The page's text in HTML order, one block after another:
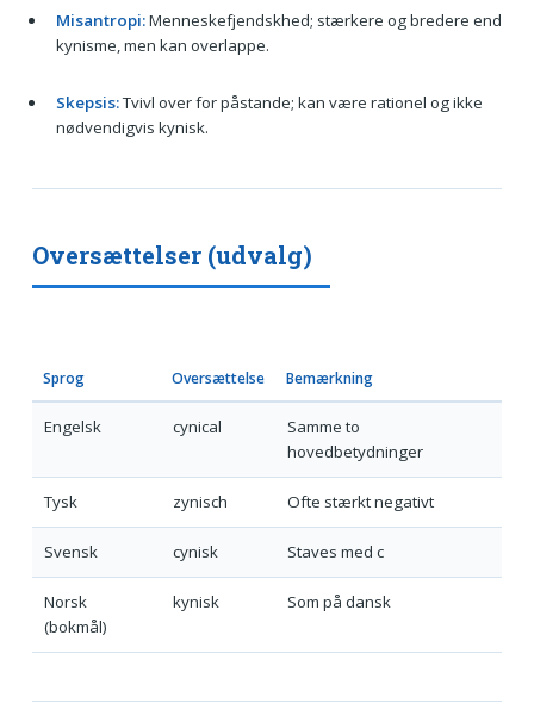
Misantropi:Menneskefjendskhed; stærkere og bredere end
kynisme, men kan overlappe.
Skepsis:Tvivl over for påstande; kan være rationel og ikke
nødvendigvis kynisk.
Oversættelser (udvalg)
Sprog Oversættelse Bemærkning
Engelsk cynical
Samme to
hovedbetydninger
Tysk zynisch Ofte stærkt negativt
Svensk cynisk Staves med c
Norsk
(bokmål)
kynisk Som på dansk